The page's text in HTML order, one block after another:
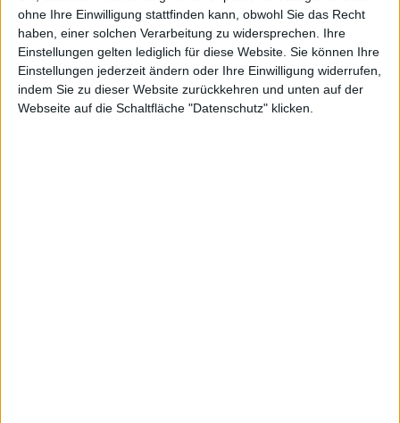
ohne Ihre Einwilligung stattfinden kann, obwohl Sie das Recht
haben, einer solchen Verarbeitung zu widersprechen. Ihre
Einstellungen gelten lediglich für diese Website. Sie können Ihre
Einstellungen jederzeit ändern oder Ihre Einwilligung widerrufen,
indem Sie zu dieser Website zurückkehren und unten auf der
Webseite auf die Schaltfläche "Datenschutz" klicken.